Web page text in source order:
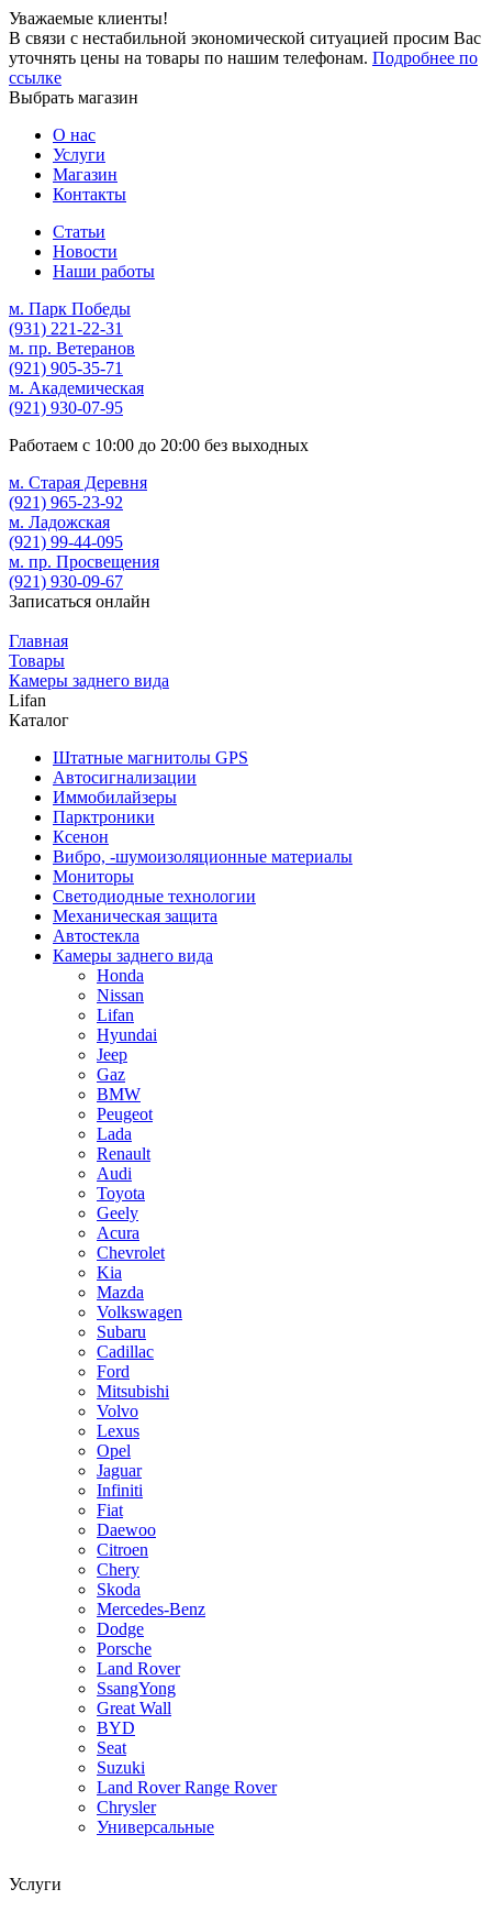
Уважаемые клиенты!
В связи с нестабильной экономической ситуацией просим Вас
уточнять цены на товары по нашим телефонам. Подробнее по
ссылке
Выбрать магазин
О нас
Услуги
Магазин
Контакты
Статьи
Новости
Наши работы
м. Парк Победы
(931) 221-22-31
м. пр. Ветеранов
(921) 905-35-71
м. Академическая
(921) 930-07-95
Работаем с 10:00 до 20:00 без выходных
м. Старая Деревня
(921) 965-23-92
м. Ладожская
(921) 99-44-095
м. пр. Просвещения
(921) 930-09-67
Записаться онлайн
Главная
Товары
Камеры заднего вида
Lifan
Каталог
Штатные магнитолы GPS
Автосигнализации
Иммобилайзеры
Парктроники
Ксенон
Вибро, -шумоизоляционные материалы
Мониторы
Светодиодные технологии
Механическая защита
Автостекла
Камеры заднего вида
Honda
Nissan
Lifan
Hyundai
Jeep
Gaz
BMW
Peugeot
Lada
Renault
Audi
Toyota
Geely
Acura
Chevrolet
Kia
Mazda
Volkswagen
Subaru
Cadillac
Ford
Mitsubishi
Volvo
Lexus
Opel
Jaguar
Infiniti
Fiat
Daewoo
Citroen
Chery
Skoda
Mercedes-Benz
Dodge
Porsche
Land Rover
SsangYong
Great Wall
BYD
Seat
Suzuki
Land Rover Range Rover
Chrysler
Универсальные
Услуги